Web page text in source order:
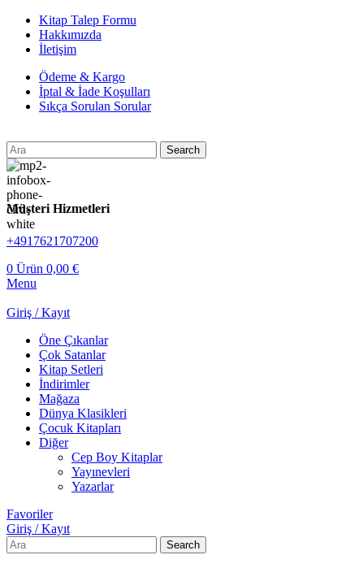
Kitap Talep Formu
Hakkımızda
İletişim
Ödeme & Kargo
İptal & İade Koşulları
Sıkça Sorulan Sorular
Search
Müşteri Hizmetleri
+4917621707200
0 Ürün 0,00 €
Menu
Giriş / Kayıt
Öne Çıkanlar
Çok Satanlar
Kitap Setleri
İndirimler
Mağaza
Dünya Klasikleri
Çocuk Kitapları
Diğer
Cep Boy Kitaplar
Yayınevleri
Yazarlar
Favoriler
Giriş / Kayıt
Search